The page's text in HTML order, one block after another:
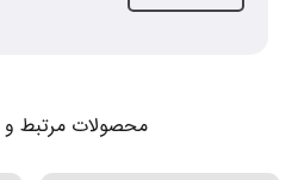
محصولات مرتبط و